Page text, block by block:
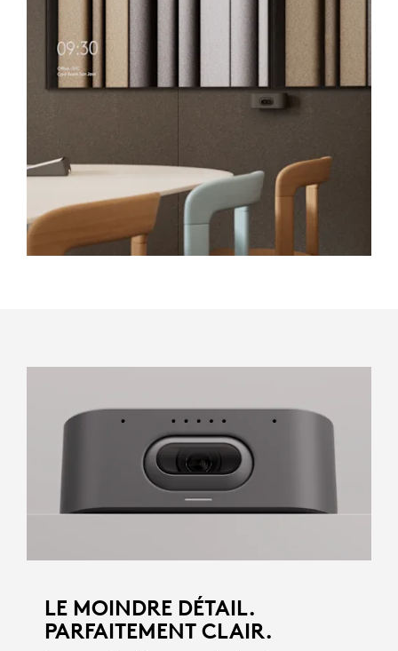
LE MOINDRE DÉTAIL.
PARFAITEMENT CLAIR.